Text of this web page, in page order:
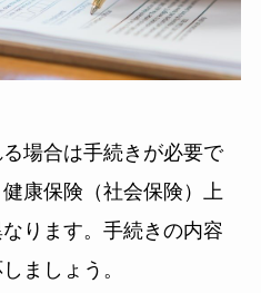
場合は手続きが必要で
康保険（社会保険）上
ります。手続きの内容
ましょう。